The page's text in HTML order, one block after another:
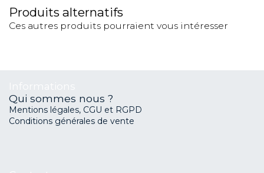
Produits alternatifs
Ces autres produits pourraient vous intéresser
Qui sommes nous ?
Mentions légales, CGU et RGPD
Conditions générales de vente